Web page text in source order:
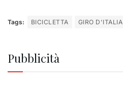
Tags: BICICLETTA GIRO D'ITALIA
Pubblicità